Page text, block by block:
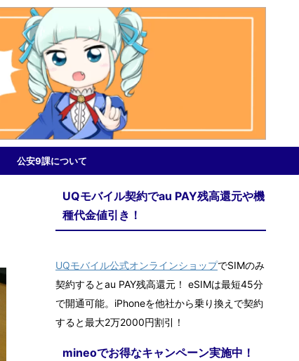
公安9課について
UQモバイル契約でau PAY残高還元や機
種代金値引き！
UQモバイル公式オンラインショップでSIMのみ
契約するとau PAY残高還元！ eSIMは最短45分
で開通可能。iPhoneを他社から乗り換えで契約
すると最大2万2000円割引！
mineoでお得なキャンペーン実施中！